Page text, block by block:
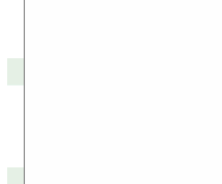
Edge-Core
программное
Skype
Cети
В ближайшее
сетями
компании